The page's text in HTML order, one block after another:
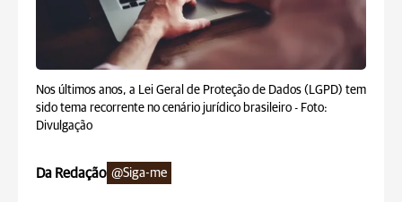
Nos últimos anos, a Lei Geral de Proteção de Dados (LGPD) tem
sido tema recorrente no cenário jurídico brasileiro - Foto:
Divulgação
Da Redação @Siga-me